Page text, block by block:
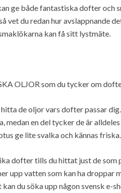
ge både fantastiska dofter och
vet du redan hur avslappnande
kan få sitt lystmäte.
OLJOR som du tycker om
de oljor vars dofter passar
medan en del tycker de är
ge lite svalka och kännas friska.
dofter tills du hittat just de som
upp vatten som kan ha droppar
du söka upp någon svensk e-